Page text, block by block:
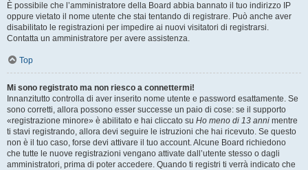
È possibile che l’amministratore della Board abbia bannato il tuo indirizzo IP
oppure vietato il nome utente che stai tentando di registrare. Può anche aver
disabilitato le registrazioni per impedire ai nuovi visitatori di registrarsi.
Contatta un amministratore per avere assistenza.
Top
Mi sono registrato ma non riesco a connettermi!
Innanzitutto controlla di aver inserito nome utente e password esattamente. Se
sono corretti, allora possono esser successe un paio di cose: se il supporto
«registrazione minore» è abilitato e hai cliccato su Ho meno di 13 anni mentre
ti stavi registrando, allora devi seguire le istruzioni che hai ricevuto. Se questo
non è il tuo caso, forse devi attivare il tuo account. Alcune Board richiedono
che tutte le nuove registrazioni vengano attivate dall’utente stesso o dagli
amministratori, prima di poter accedere. Quando ti registri ti verrà indicato che